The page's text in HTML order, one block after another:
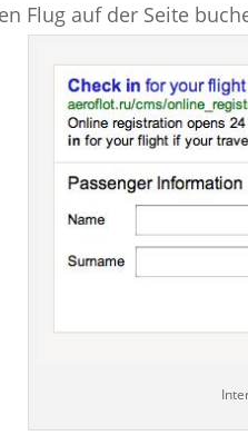
Flug auf der Seite